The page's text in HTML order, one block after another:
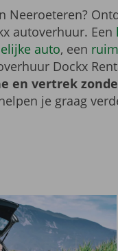
Neeroeteren?
autoverhuur. Een
auto, een
Dockx
en vertrek
je graag